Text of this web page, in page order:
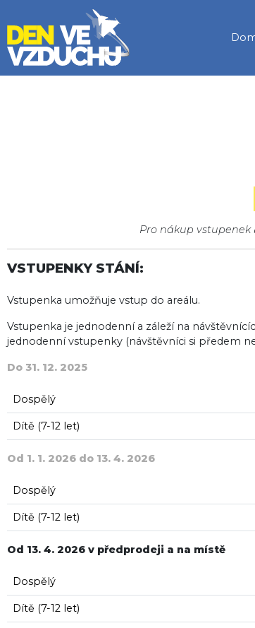
Pro nákup
VSTUPENKY STÁNÍ:
Vstupenka umožňuje vstup do areálu.
Vstupenka je jednodenní a záleží na
jednodenní vstupenky (návštěvníci si předem
Do 31. 12. 2025
Dospělý
Dítě (7-12 let)
Od 1. 1. 2026 do 13. 4. 2026
Dospělý
Dítě (7-12 let)
Od 13. 4. 2026 v předprodeji a na místě
Dospělý
Dítě (7-12 let)